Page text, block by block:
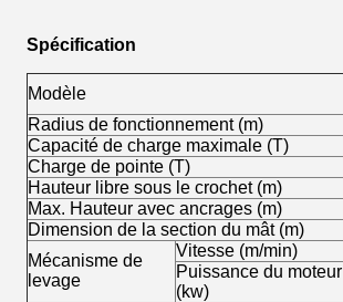
Spécification
Modèle
Radius de fonctionnement (m)
Capacité de charge maximale (T)
Charge de pointe (T)
Hauteur libre sous le crochet (m)
Max. Hauteur avec ancrages (m)
Dimension de la section du mât (m)
Mécanisme de
levage
Vitesse (m/min)
Puissance du moteur
(kw)